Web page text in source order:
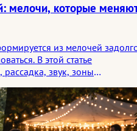
мелочи, которые
из мелочей
В этой статье
рассадка, звук, зоны